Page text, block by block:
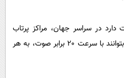
در سراسر جهان،‌ مراکز پرتاب
موشک راه اندازی کند تا مردم بتوانند با سرعت 20 برابر صوت،‌ به هر